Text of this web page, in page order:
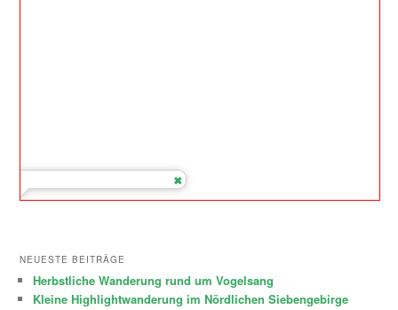
NEUESTE BEITRÄGE
Herbstliche Wanderung rund um Vogelsang
Kleine Highlightwanderung im Nördlichen Siebengebirge